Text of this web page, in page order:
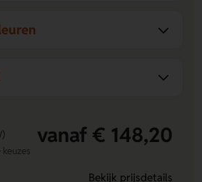
vanaf € 148,20
Bekijk prijsdetails